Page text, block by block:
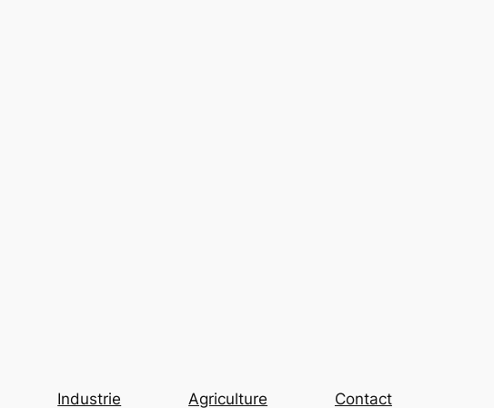
Industrie Agriculture Contact